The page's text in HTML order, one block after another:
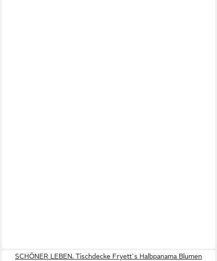
SCHÖNER LEBEN. Tischdecke Fryett`s Halbpanama Blumen